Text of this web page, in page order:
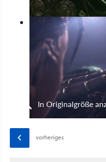
In Originalgröße
vorheriges